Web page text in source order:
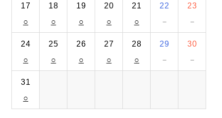
17
○
18
○
19
○
20
○
21
○
22
－
23
－
24
○
25
○
26
○
27
○
28
○
29
－
30
－
31
○